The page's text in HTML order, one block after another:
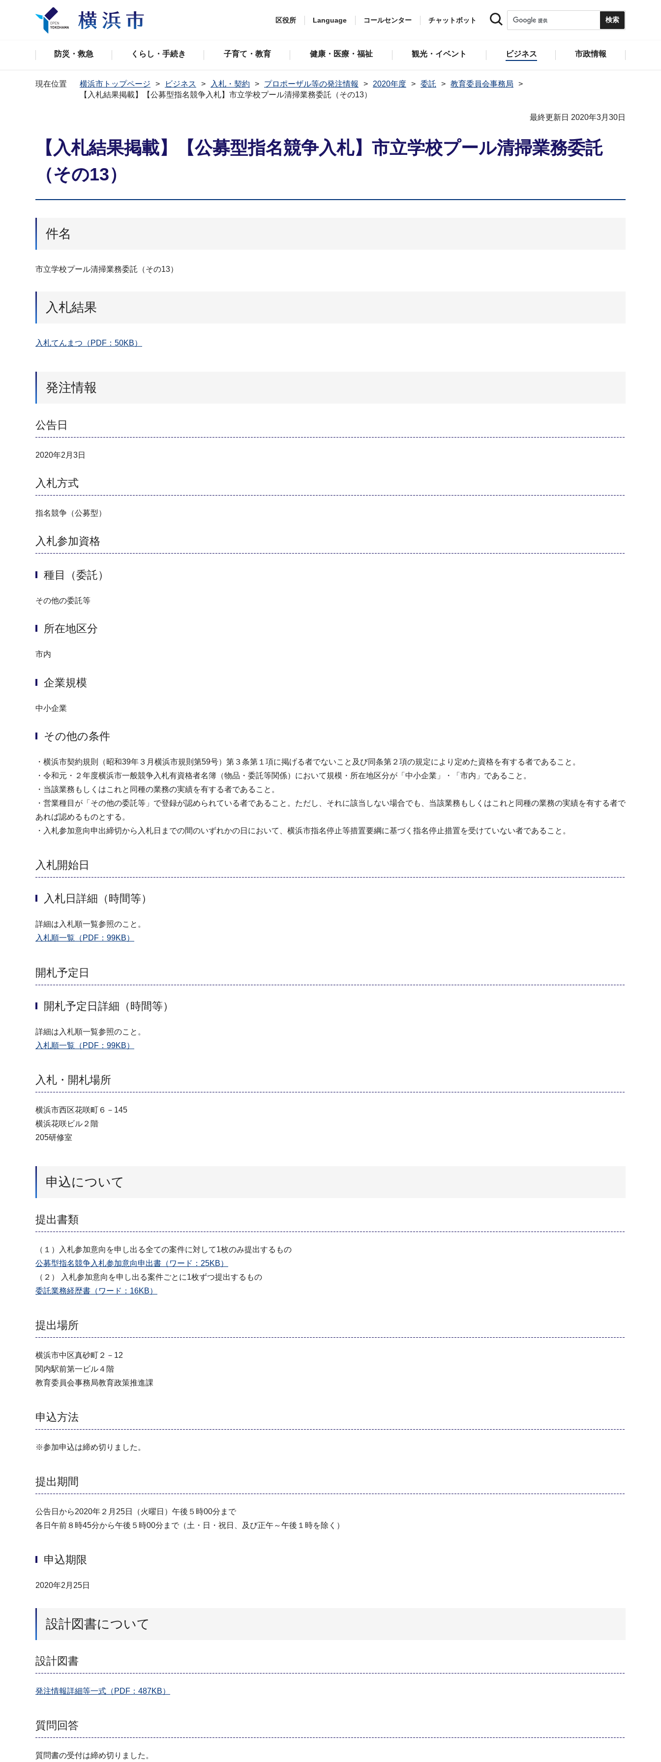
区役所 Language コールセンター チャットボット
防災・救急 くらし・手続き 子育て・教育 健康・医療・福祉 観光・イベント ビジネス 市政情報
現在位置 横浜市トップページ ビジネス 入札・契約 プロポーザル等の発注情報 2020年度 委託
教育委員会事務局
【入札結果掲載】【公募型指名競争入札】市立学校プール清掃業務委託（その13）
最終更新日 2020年3月30日
【入札結果掲載】【公募型指名競争入札】市立学校プール清掃業務委託
（その13）
件名
市立学校プール清掃業務委託（その13）
入札結果
入札てんまつ（PDF：50KB）
発注情報
公告日
2020年2月3日
入札方式
指名競争（公募型）
入札参加資格
種目（委託）
その他の委託等
所在地区分
市内
企業規模
中小企業
その他の条件
・横浜市契約規則（昭和39年３月横浜市規則第59号）第３条第１項に掲げる者でないこと及び同条第２項の規定により定めた資格を有する者であること。
・令和元・２年度横浜市一般競争入札有資格者名簿（物品・委託等関係）において規模・所在地区分が「中小企業」・「市内」であること。
・当該業務もしくはこれと同種の業務の実績を有する者であること。
・営業種目が「その他の委託等」で登録が認められている者であること。ただし、それに該当しない場合でも、当該業務もしくはこれと同種の業務の実績を有する者で
あれば認めるものとする。
・入札参加意向申出締切から入札日までの間のいずれかの日において、横浜市指名停止等措置要綱に基づく指名停止措置を受けていない者であること。
入札開始日
入札日詳細（時間等）
詳細は入札順一覧参照のこと。
入札順一覧（PDF：99KB）
開札予定日
開札予定日詳細（時間等）
詳細は入札順一覧参照のこと。
入札順一覧（PDF：99KB）
入札・開札場所
横浜市西区花咲町６－145
横浜花咲ビル２階
205研修室
申込について
提出書類
（１）入札参加意向を申し出る全ての案件に対して1枚のみ提出するもの
公募型指名競争入札参加意向申出書（ワード：25KB）
（２） 入札参加意向を申し出る案件ごとに1枚ずつ提出するもの
委託業務経歴書（ワード：16KB）
提出場所
横浜市中区真砂町２－12
関内駅前第一ビル４階
教育委員会事務局教育政策推進課
申込方法
※参加申込は締め切りました。
提出期間
公告日から2020年２月25日（火曜日）午後５時00分まで
各日午前８時45分から午後５時00分まで（土・日・祝日、及び正午～午後１時を除く）
申込期限
2020年2月25日
設計図書について
設計図書
発注情報詳細等一式（PDF：487KB）
質問回答
質問書の受付は締め切りました。